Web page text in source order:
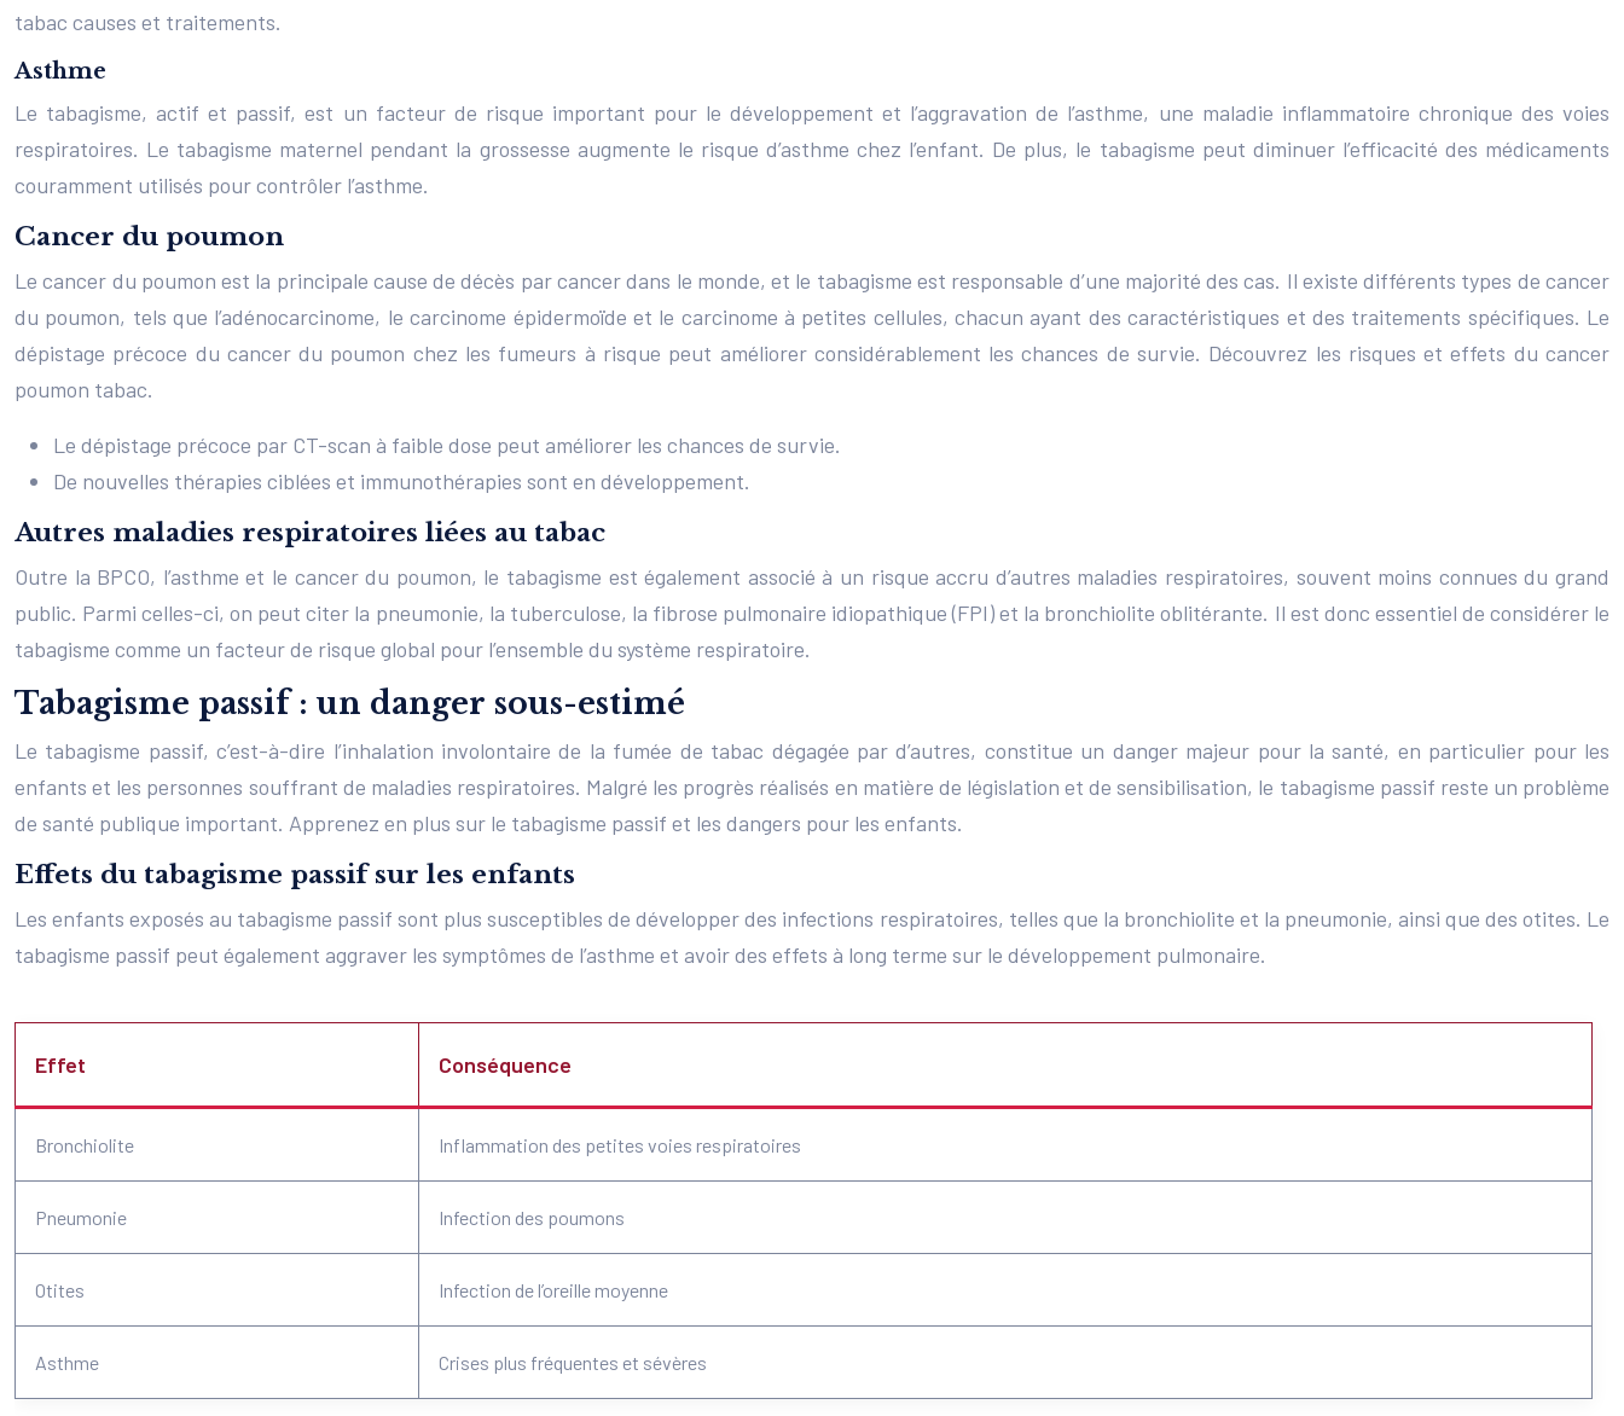
tabac causes et traitements.
Asthme
Le tabagisme, actif et passif, est un facteur de risque important pour le développement et l’aggravation de l’asthme, une maladie inflammatoire chronique des voies
respiratoires. Le tabagisme maternel pendant la grossesse augmente le risque d’asthme chez l’enfant. De plus, le tabagisme peut diminuer l’efficacité des médicaments
couramment utilisés pour contrôler l’asthme.
Cancer du poumon
Le cancer du poumon est la principale cause de décès par cancer dans le monde, et le tabagisme est responsable d’une majorité des cas. Il existe différents types de cancer
du poumon, tels que l’adénocarcinome, le carcinome épidermoïde et le carcinome à petites cellules, chacun ayant des caractéristiques et des traitements spécifiques. Le
dépistage précoce du cancer du poumon chez les fumeurs à risque peut améliorer considérablement les chances de survie. Découvrez les risques et effets du cancer
poumon tabac.
Le dépistage précoce par CT-scan à faible dose peut améliorer les chances de survie.
De nouvelles thérapies ciblées et immunothérapies sont en développement.
Autres maladies respiratoires liées au tabac
Outre la BPCO, l’asthme et le cancer du poumon, le tabagisme est également associé à un risque accru d’autres maladies respiratoires, souvent moins connues du grand
public. Parmi celles-ci, on peut citer la pneumonie, la tuberculose, la fibrose pulmonaire idiopathique (FPI) et la bronchiolite oblitérante. Il est donc essentiel de considérer le
tabagisme comme un facteur de risque global pour l’ensemble du système respiratoire.
Tabagisme passif : un danger sous-estimé
Le tabagisme passif, c’est-à-dire l’inhalation involontaire de la fumée de tabac dégagée par d’autres, constitue un danger majeur pour la santé, en particulier pour les
enfants et les personnes souffrant de maladies respiratoires. Malgré les progrès réalisés en matière de législation et de sensibilisation, le tabagisme passif reste un problème
de santé publique important. Apprenez en plus sur le tabagisme passif et les dangers pour les enfants.
Effets du tabagisme passif sur les enfants
Les enfants exposés au tabagisme passif sont plus susceptibles de développer des infections respiratoires, telles que la bronchiolite et la pneumonie, ainsi que des otites. Le
tabagisme passif peut également aggraver les symptômes de l’asthme et avoir des effets à long terme sur le développement pulmonaire.
Effet Conséquence
Bronchiolite Inflammation des petites voies respiratoires
Pneumonie Infection des poumons
Otites Infection de l’oreille moyenne
Asthme Crises plus fréquentes et sévères